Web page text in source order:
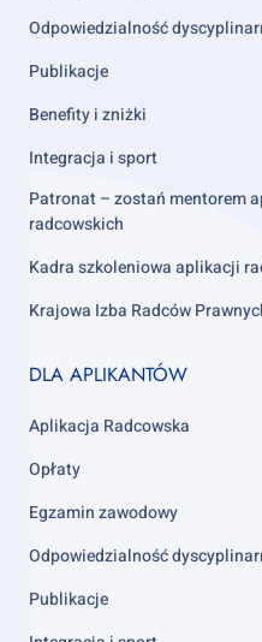
Odpowiedzialność
Publikacje
Benefity i zniżki
Integracja i sport
Patronat – zostań mentorem
radcowskich
Kadra szkoleniowa aplikacji
Krajowa Izba Radców
Footer
3
DLA APLIKANTÓW
Aplikacja Radcowska
Opłaty
Egzamin zawodowy
Odpowiedzialność
Publikacje